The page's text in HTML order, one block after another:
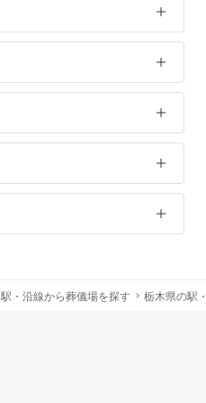
駅・沿線から葬儀場を探す 栃木県の駅